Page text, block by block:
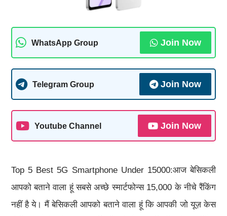
WhatsApp Group Join Now
Telegram Group Join Now
Youtube Channel Join Now
Top 5 Best 5G Smartphone Under 15000:आज बेसिकली
आपको बताने वाला हूं सबसे अच्छे स्मार्टफोन्स 15,000 के नीचे रैंकिंग
नहीं है ये। मैं बेसिकली आपको बताने वाला हूं कि आपकी जो यूज़ केस